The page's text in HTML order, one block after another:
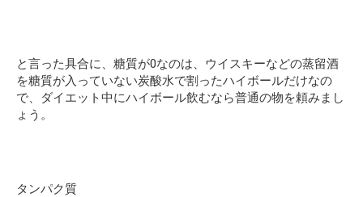
と言った具合に、糖質が0なのは、ウイスキーなどの蒸留酒
を糖質が入っていない炭酸水で割ったハイボールだけなの
で、ダイエット中にハイボール飲むなら普通の物を頼みまし
ょう。
タンパク質